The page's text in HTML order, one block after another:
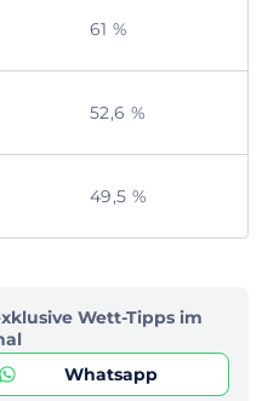
61 %
52,6 %
49,5 %
Wett-Tipps im
Whatsapp